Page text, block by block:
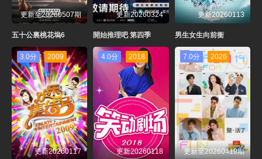
更新至20260507期
五十公裏桃花塢6
更新20260324
開始推理吧 第四季
更新20260113
男生女生向前衝
3.0分 2009
更新20260117
4.0分 2018
更新20260118
7.0分 2026
更新至20260419期